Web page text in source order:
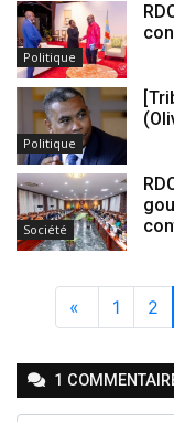
Politique
Politique
Société
« 1 2
1